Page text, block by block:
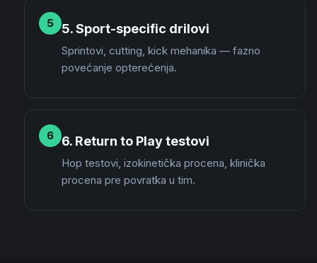
5 5. Sport-specific drilovi
Sprintovi, cutting, kick mehanika — fazno
povećanje opterećenja.
6 6. Return to Play testovi
Hop testovi, izokinetička procena, klinička
procena pre povratka u tim.